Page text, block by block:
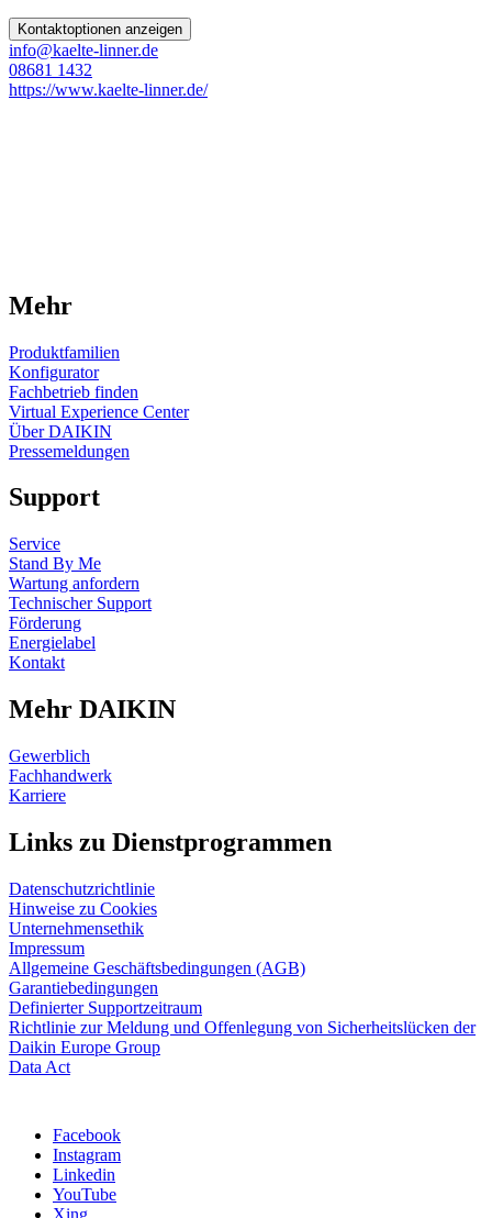
Kontaktoptionen anzeigen
info@kaelte-linner.de
08681 1432
https://www.kaelte-linner.de/
Mehr
Produktfamilien
Konfigurator
Fachbetrieb finden
Virtual Experience Center
Über DAIKIN
Pressemeldungen
Support
Service
Stand By Me
Wartung anfordern
Technischer Support
Förderung
Energielabel
Kontakt
Mehr DAIKIN
Gewerblich
Fachhandwerk
Karriere
Links zu Dienstprogrammen
Datenschutzrichtlinie
Hinweise zu Cookies
Unternehmensethik
Impressum
Allgemeine Geschäftsbedingungen (AGB)
Garantiebedingungen
Definierter Supportzeitraum
Richtlinie zur Meldung und Offenlegung von Sicherheitslücken der
Daikin Europe Group
Data Act
Facebook
Instagram
Linkedin
YouTube
Xing